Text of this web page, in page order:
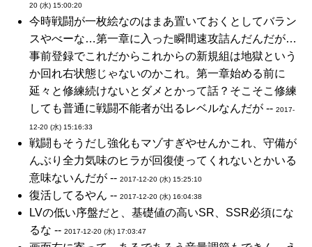
20 (水) 15:00:20
今時戦闘が一枚絵なのはまあ置いておくとしてバラン
スやべーな…第一章に入った瞬間速攻詰んだんだが…
事前登録でこれだからこれからの新規組は地獄という
か回れ右状態じゃないのかこれ。第一章始める前に
延々と修練続けないとダメとかって話？そこそこ修練
しても普通に戦闘不能者が出るレベルなんだが -- 2017-
12-20 (水) 15:16:33
戦闘もそうだし強化もマゾすぎやせんかこれ、守備が
んぶり全力気味のヒラが回復使ってくれないとかいる
意味ないんだが -- 2017-12-20 (水) 15:25:10
復活してるやん -- 2017-12-20 (水) 16:04:38
LVの低い序盤だと、基礎値の高いSR、SSR必須にな
るな -- 2017-12-20 (水) 17:03:47